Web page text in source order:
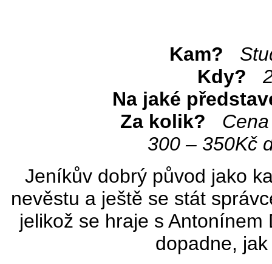
Kam?
Kdy?
Na jaké
Za kolik?
300 – 350Kč
Jeníkův dobrý původ jako
nevěstu a ještě se stát
jelikož se hraje s
dopadne,